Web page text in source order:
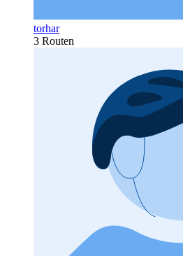
torhar
3 Routen